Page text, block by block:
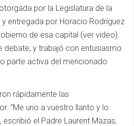
por la Legislatura de la
y entregada por Horacio Rodríguez
de esa capital (ver video).
debate, y trabajó con entusiasmo
parte activa del mencionado
rápidamente las
“Me uno a vuestro llanto y lo
escribió el Padre Laurent Mazas,